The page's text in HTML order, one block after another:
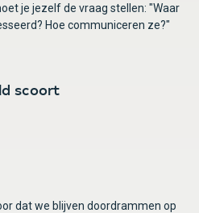
je jezelf de vraag stellen: "Waar
Hoe communiceren ze?"
scoort
dat we blijven doordrammen op